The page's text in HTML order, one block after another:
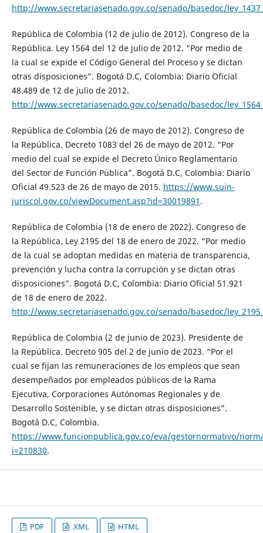
http://www.secretariasenado.gov.co/senado/basedoc/
República de Colombia (12 de julio de 2012). Congreso de la
República. Ley 1564 del 12 de julio de 2012. “Por medio de
la cual se expide el Código General del Proceso y se dictan
otras disposiciones”. Bogotá D.C, Colombia: Diario Oficial
48.489 de 12 de julio de 2012.
http://www.secretariasenado.gov.co/senado/basedoc/
República de Colombia (26 de mayo de 2012). Congreso de
la República. Decreto 1083 del 26 de mayo de 2012. “Por
medio del cual se expide el Decreto Único Reglamentario
del Sector de Función Pública”. Bogotá D.C, Colombia: Diario
Oficial 49.523 de 26 de mayo de 2015. https://www.suin-
juriscol.gov.co/viewDocument.asp?id=30019891 .
República de Colombia (18 de enero de 2022). Congreso de
la República. Ley 2195 del 18 de enero de 2022. “Por medio
de la cual se adoptan medidas en materia de transparencia,
prevención y lucha contra la corrupción y se dictan otras
disposiciones”. Bogotá D.C, Colombia: Diario Oficial 51.921
de 18 de enero de 2022.
http://www.secretariasenado.gov.co/senado/basedoc/
República de Colombia (2 de junio de 2023). Presidente de
la República. Decreto 905 del 2 de junio de 2023. “Por el
cual se fijan las remuneraciones de los empleos que sean
desempeñados por empleados públicos de la Rama
Ejecutiva, Corporaciones Autónomas Regionales y de
Desarrollo Sostenible, y se dictan otras disposiciones”.
Bogotá D.C, Colombia.
https://www.funcionpublica.gov.co/eva/gestornormativo/
i=210830.
PDF XML HTML